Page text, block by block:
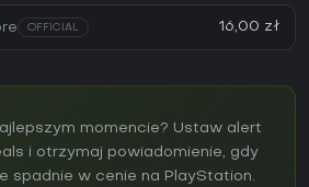
OFFICIAL 16,00 zł
momencie? Ustaw alert
i otrzymaj powiadomienie, gdy
spadnie w cenie na PlayStation.